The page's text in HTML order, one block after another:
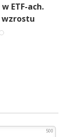
ETF-ach.
wzrostu
500